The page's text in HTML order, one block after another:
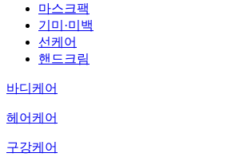
마스크팩
기미·미백
선케어
핸드크림
바디케어
헤어케어
구강케어